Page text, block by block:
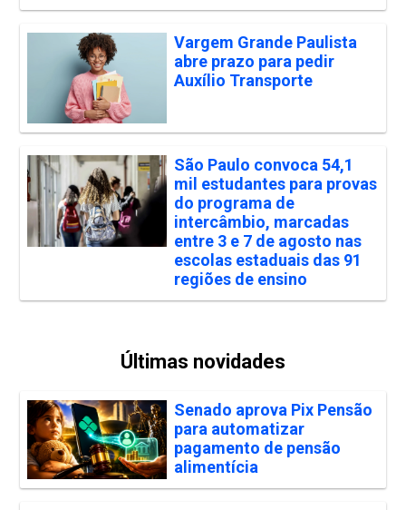
Vargem Grande Paulista
abre prazo para pedir
Auxílio Transporte
São Paulo convoca 54,1
mil estudantes para provas
do programa de
intercâmbio, marcadas
entre 3 e 7 de agosto nas
escolas estaduais das 91
regiões de ensino
Últimas novidades
Senado aprova Pix Pensão
para automatizar
pagamento de pensão
alimentícia